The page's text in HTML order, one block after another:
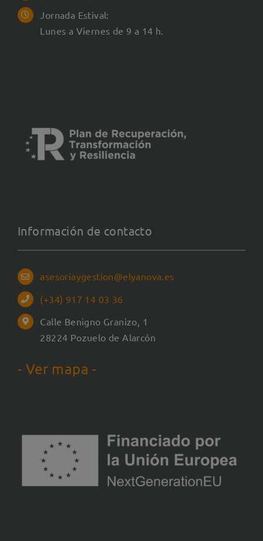
Jornada Estival:
Lunes a Viernes de 9 a 14 h.
Información de contacto
asesoriaygestion@elyanova.es
(+34) 917 14 03 36
Calle Benigno Granizo, 1
28224 Pozuelo de Alarcón
- Ver mapa -